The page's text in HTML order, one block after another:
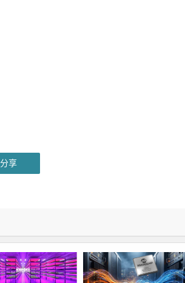
分享